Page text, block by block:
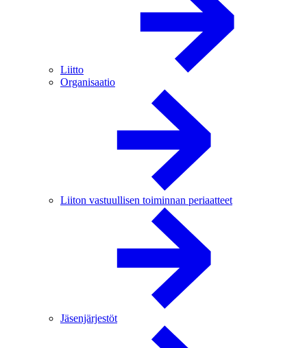
Liitto
Organisaatio
Liiton vastuullisen toiminnan periaatteet
Jäsenjärjestöt